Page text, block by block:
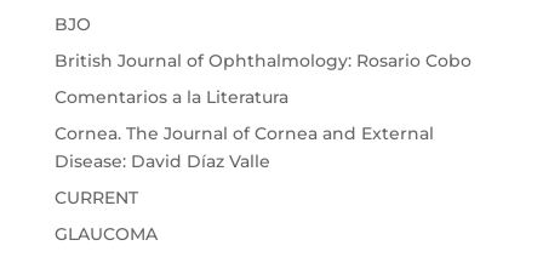
BJO
British Journal of Ophthalmology: Rosario Cobo
Comentarios a la Literatura
Cornea. The Journal of Cornea and External
Disease: David Díaz Valle
CURRENT
GLAUCOMA